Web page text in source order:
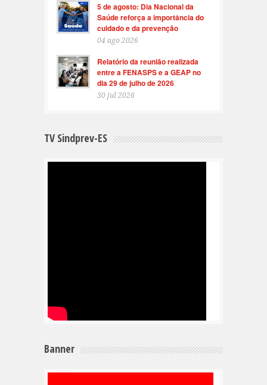
5 de agosto: Dia Nacional da
Saúde reforça a importância do
cuidado e da prevenção
04 ago 2026
Relatório da reunião realizada
entre a FENASPS e a GEAP no
dia 29 de julho de 2026
30 jul 2026
TV Sindprev-ES
Banner